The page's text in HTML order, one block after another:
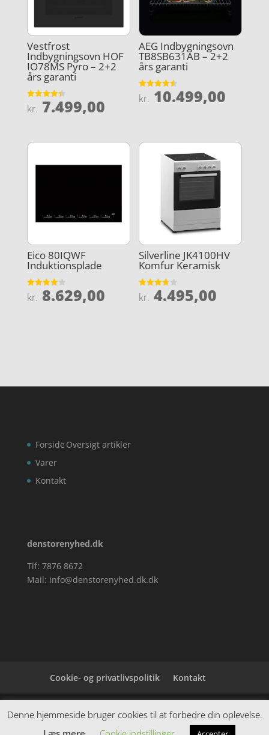
Vestfrost
Indbygningsovn HOF
IO78MS Pyro – 2+2
års garanti
Vurderet
4.4
kr. 7.499,00
AEG Indbygningsovn
TB8SB631AB – 2+2
års garanti
Vurderet
4.5
kr. 10.499,00
Eico 80IQWF
Induktionsplade
Vurderet
4
kr. 8.629,00
Silverline JK4100HV
Komfur Keramisk
Vurderet
3.7
kr. 4.495,00
Forside
Varer
Kontakt
Oversigt artikler
denstorenyhed.dk
Tlf: 7876 8672
Mail: info@denstorenyhed.dk.dk
Cookie- og privatlivspolitik Kontakt
Denne hjemmeside samler et bredt udvalg af
spændende varer. Siden er et affiiliatesite, og nogle
Denne hjemmeside bruger cookies til at forbedre din oplevelse.